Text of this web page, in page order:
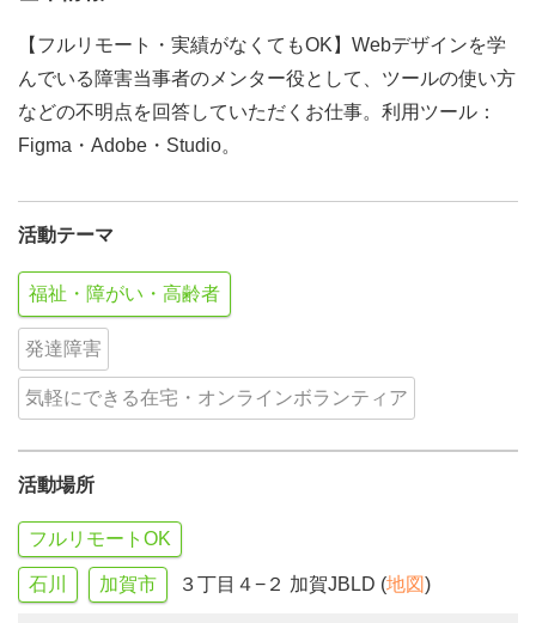
【フルリモート・実績がなくてもOK】Webデザインを学
んでいる障害当事者のメンター役として、ツールの使い方
などの不明点を回答していただくお仕事。利用ツール：
Figma・Adobe・Studio。
活動テーマ
福祉・障がい・高齢者
発達障害
気軽にできる在宅・オンラインボランティア
活動場所
フルリモートOK
石川 加賀市 ３丁目４−２ 加賀JBLD (地図)